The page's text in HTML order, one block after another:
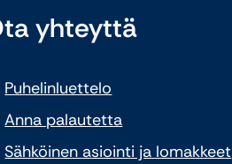
yhteyttä
Puhelinluettelo
Anna palautetta
Sähköinen asiointi ja lomakkeet